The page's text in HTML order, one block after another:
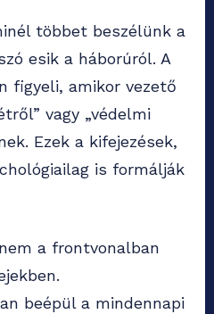
többet beszélünk a
esik a háborúról. A
figyeli, amikor vezető
vagy „védelmi
Ezek a kifejezések,
is formálják
a frontvonalban
beépül a mindennapi